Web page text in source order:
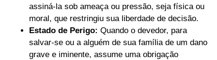
assiná-la sob ameaça ou pressão, seja física ou
moral, que restringiu sua liberdade de decisão.
Estado de Perigo: Quando o devedor, para
salvar-se ou a alguém de sua família de um dano
grave e iminente, assume uma obrigação